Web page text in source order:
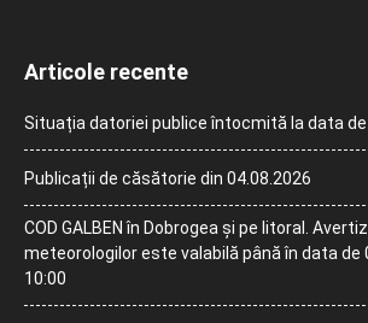
Articole recente
Situația datoriei publice întocmită la data de
Publicații de căsătorie din 04.08.2026
COD GALBEN în Dobrogea și pe litoral.
meteorologilor este valabilă până în data de
10:00